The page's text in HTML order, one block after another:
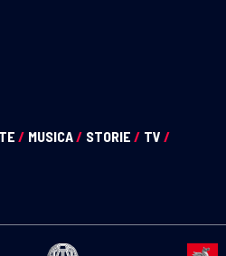
/ MUSICA/ STORIE / TV /